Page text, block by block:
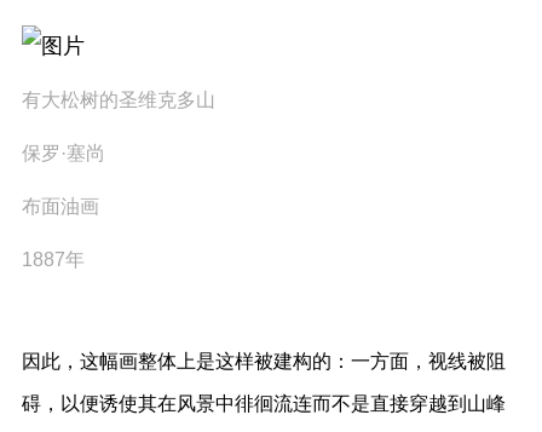
有大松树的圣维克多山
保罗·塞尚
布面油画
1887年
因此，这幅画整体上是这样被建构的：一方面，视线被阻
碍，以便诱使其在风景中徘徊流连而不是直接穿越到山峰